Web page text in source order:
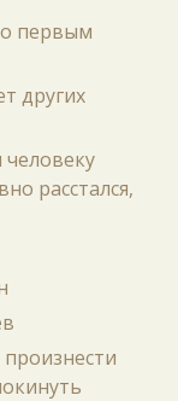
первым
других
расстался,